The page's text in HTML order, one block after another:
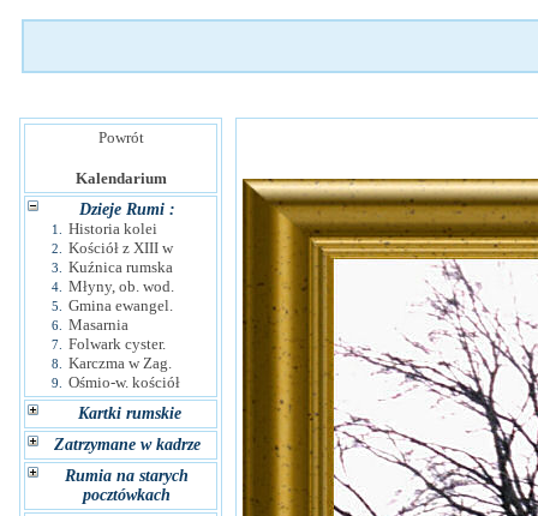
Powrót
Kalendarium
Dzieje Rumi :
1. Historia kolei
2. Kościół z XIII w
3. Kuźnica rumska
4. Młyny, ob. wod.
5. Gmina ewangel.
6. Masarnia
7. Folwark cyster.
8. Karczma w Zag.
9.
Ośmio-w. kościół
Kartki rumskie
Zatrzymane w kadrze
Rumia na starych
pocztówkach